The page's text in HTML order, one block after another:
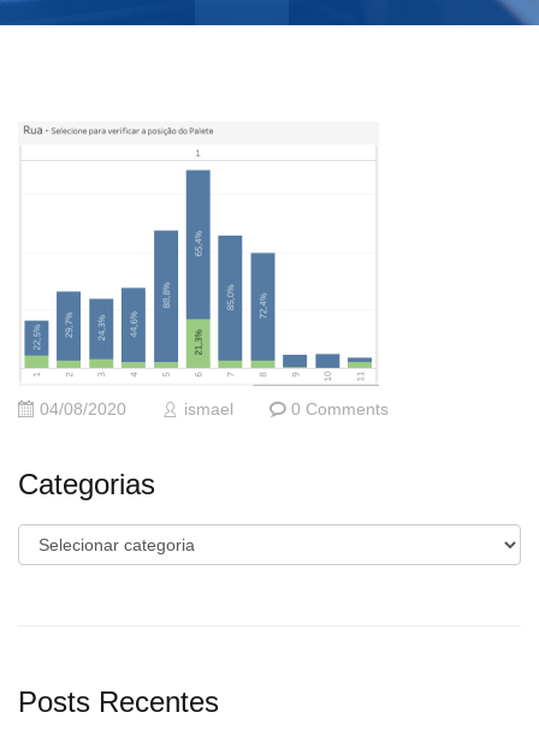
04/08/2020 ismael 0 Comments
Categorias
Categorias
Posts Recentes